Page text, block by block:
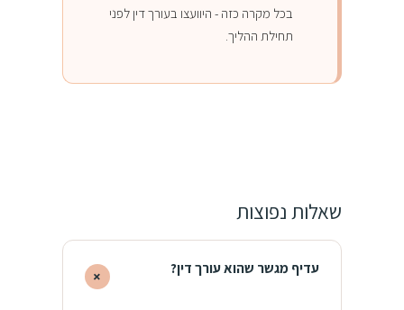
בכל מקרה כזה - היוועצו בעורך דין לפני
תחילת ההליך.
שאלות נפוצות
עדיף מגשר שהוא עורך דין? +